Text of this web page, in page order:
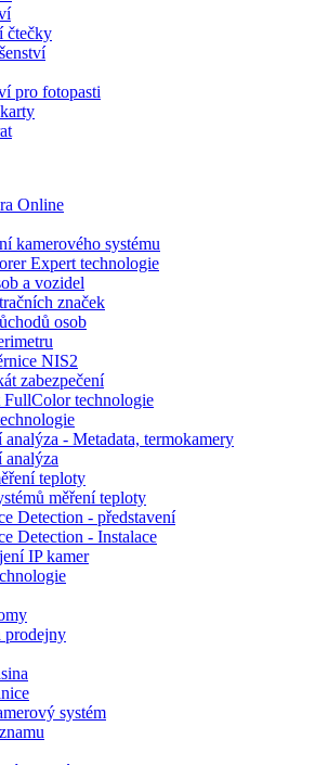
čtečky
pro fotopasti
Online
kamerového systému
Expert technologie
a vozidel
značek
osob
NIS2
zabezpečení
technologie
- Metadata, termokamery
analýza
teploty
měření teploty
Detection - představení
Detection - Instalace
IP kamer
prodejny
systém